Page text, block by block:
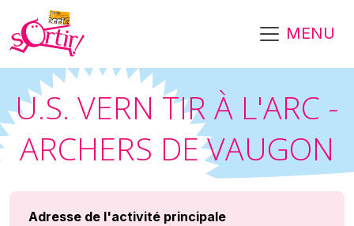
MENU
U.S. VERN TIR À L'ARC -
ARCHERS DE VAUGON
Adresse de l'activité principale